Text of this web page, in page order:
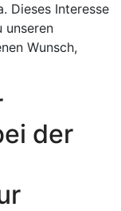
Dieses Interesse
unseren
Wunsch,
der